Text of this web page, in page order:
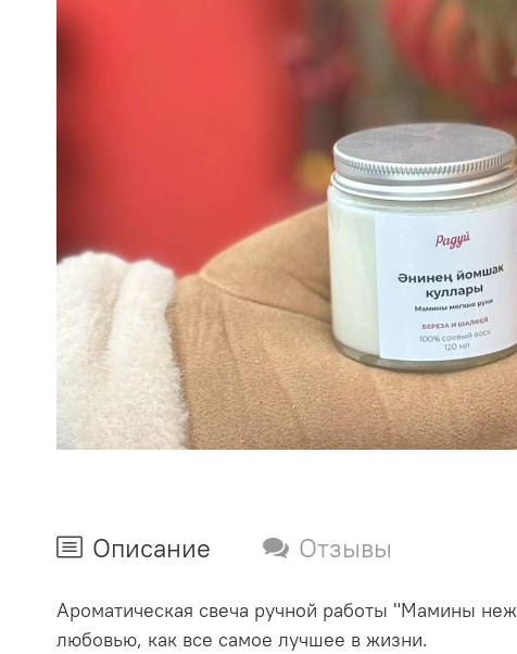
Описание Отзывы
Ароматическая свеча ручной работы "Мамины
любовью, как все самое лучшее в жизни.